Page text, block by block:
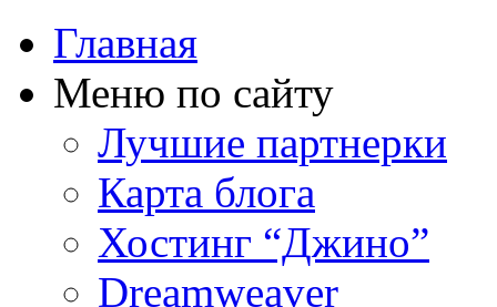
Главная
Меню по сайту
Лучшие партнерки
Карта блога
Хостинг “Джино”
Dreamweaver